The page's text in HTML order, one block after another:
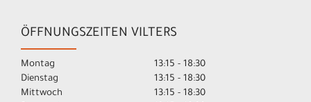
ÖFFNUNGSZEITEN VILTERS
Montag
13:15 - 18:30
Dienstag
13:15 - 18:30
Mittwoch
13:15 - 18:30